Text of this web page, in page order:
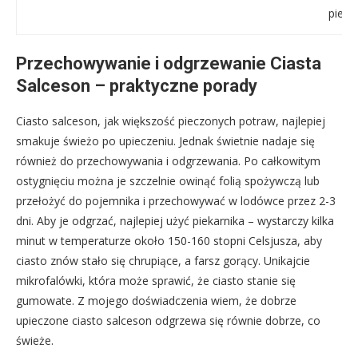
Przechowywanie i odgrzewanie Ciasta
Salceson – praktyczne porady
Ciasto salceson, jak większość pieczonych potraw, najlepiej
smakuje świeżo po upieczeniu. Jednak świetnie nadaje się
również do przechowywania i odgrzewania. Po całkowitym
ostygnięciu można je szczelnie owinąć folią spożywczą lub
przełożyć do pojemnika i przechowywać w lodówce przez 2-3
dni. Aby je odgrzać, najlepiej użyć piekarnika – wystarczy kilka
minut w temperaturze około 150-160 stopni Celsjusza, aby
ciasto znów stało się chrupiące, a farsz gorący. Unikajcie
mikrofalówki, która może sprawić, że ciasto stanie się
gumowate. Z mojego doświadczenia wiem, że dobrze
upieczone ciasto salceson odgrzewa się równie dobrze, co
świeże.